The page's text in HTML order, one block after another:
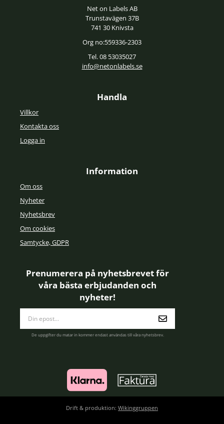
Net on Labels AB
Trunstavägen 37B
741 30 Knivsta
Org no:559336-2303
Tel. 08 53035027
info@netonlabels.se
Handla
Villkor
Kontakta oss
Logga in
Information
Om oss
Nyheter
Nyhetsbrev
Om cookies
Samtycke, GDPR
Prenumerera på nyhetsbrevet för
våra bästa erbjudanden och
nyheter!
postadress
De uppgifter du matar in kommer endast användas till våra nyhetsbrev.
Drift & produktion: Wikinggruppen